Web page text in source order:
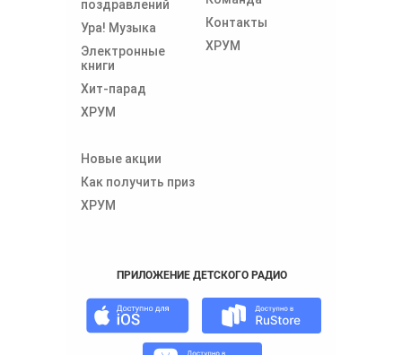
поздравлений
Ура! Музыка
Электронные
книги
Хит-парад
ХРУМ
Контакты
ХРУМ
Новые акции
Как получить приз
ХРУМ
ПРИЛОЖЕНИЕ ДЕТСКОГО РАДИО